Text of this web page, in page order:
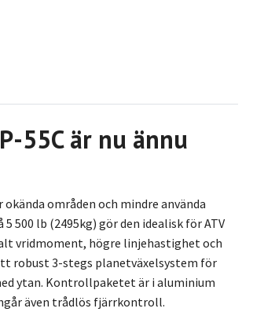
55C är nu ännu
områden och mindre använda
500 lb (2495kg) gör den idealisk för ATV
vridmoment, högre linjehastighet och
robust 3-stegs planetväxelsystem för
ytan. Kontrollpaketet är i aluminium
även trådlös fjärrkontroll.